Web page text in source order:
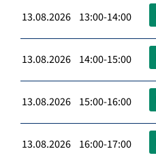
13.08.2026 13:00-14:00
13.08.2026 14:00-15:00
13.08.2026 15:00-16:00
13.08.2026 16:00-17:00